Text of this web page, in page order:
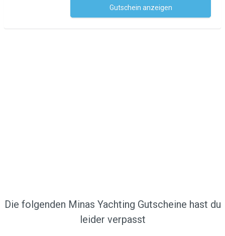
Gutschein anzeigen
Die folgenden Minas Yachting Gutscheine hast du
leider verpasst